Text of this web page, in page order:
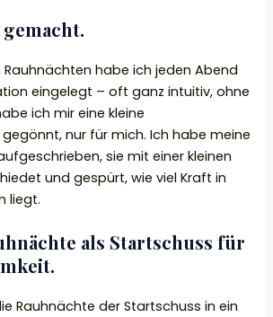
gemacht.
Rauhnächten habe ich jeden Abend
eingelegt – oft ganz intuitiv, ohne
ich mir eine kleine
nur für mich. Ich habe meine
sie mit einer kleinen
und gespürt, wie viel Kraft in
liegt.
als Startschuss für
Rauhnächte der Startschuss in ein